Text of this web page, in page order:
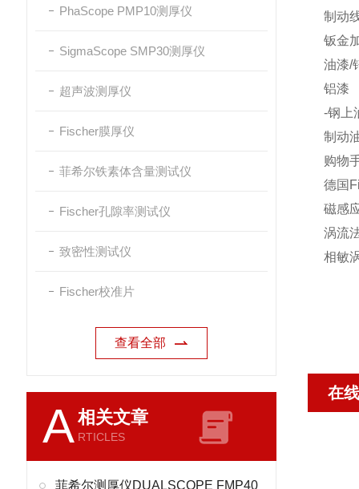
PhaScope PMP10测厚仪
SigmaScope SMP30测厚仪
超声波测厚仪
Fischer膜厚仪
菲希尔铁素体含量测试仪
Fischer孔隙率测试仪
致密性测试仪
Fischer校准片
查看全部
A相关文章
RTICLES
菲希尔测厚仪DUALSCOPE FMP40
制动
钣金
油漆/
铝漆
-钢上
制动
购物
德国
磁感
涡流
相敏
在